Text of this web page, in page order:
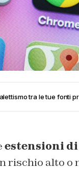
tra le tue fonti
estensioni di
rischio alto o